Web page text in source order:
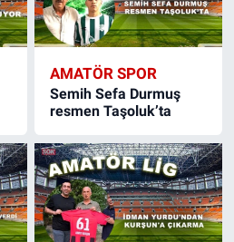
AMATÖR SPOR
Semih Sefa Durmuş
resmen Taşoluk’ta